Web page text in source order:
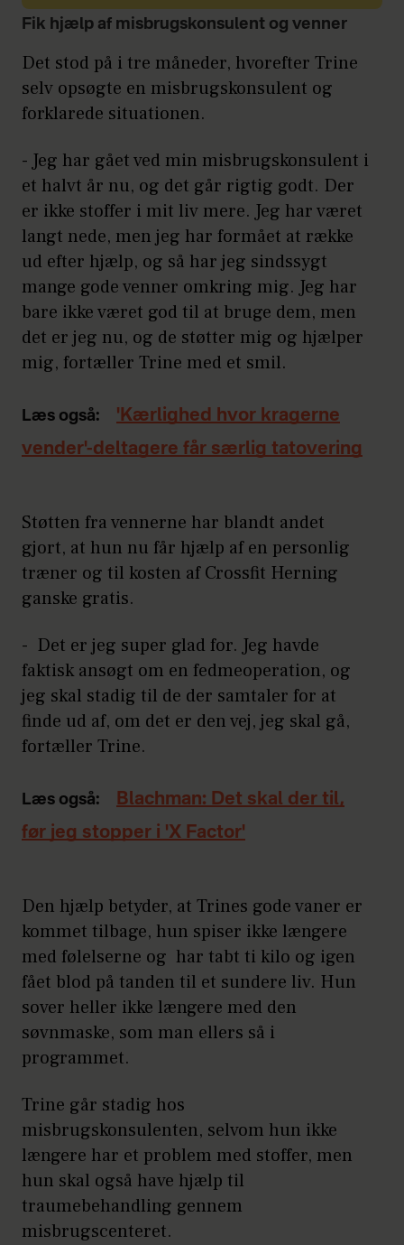
Fik hjælp af misbrugskonsulent og venner
Det stod på i tre måneder, hvorefter Trine
selv opsøgte en misbrugskonsulent og
forklarede situationen.
- Jeg har gået ved min misbrugskonsulent i
et halvt år nu, og det går rigtig godt. Der
er ikke stoffer i mit liv mere. Jeg har været
langt nede, men jeg har formået at række
ud efter hjælp, og så har jeg sindssygt
mange gode venner omkring mig. Jeg har
bare ikke været god til at bruge dem, men
det er jeg nu, og de støtter mig og hjælper
mig, fortæller Trine med et smil.
Læs også:
'Kærlighed hvor kragerne
vender'-deltagere får særlig tatovering
Støtten fra vennerne har blandt andet
gjort, at hun nu får hjælp af en personlig
træner og til kosten af Crossfit Herning
ganske gratis.
- Det er jeg super glad for. Jeg havde
faktisk ansøgt om en fedmeoperation, og
jeg skal stadig til de der samtaler for at
finde ud af, om det er den vej, jeg skal gå,
fortæller Trine.
Læs også:
Blachman: Det skal der til,
før jeg stopper i 'X Factor'
Den hjælp betyder, at Trines gode vaner er
kommet tilbage, hun spiser ikke længere
med følelserne og har tabt ti kilo og igen
fået blod på tanden til et sundere liv. Hun
sover heller ikke længere med den
søvnmaske, som man ellers så i
programmet.
Trine går stadig hos
misbrugskonsulenten, selvom hun ikke
længere har et problem med stoffer, men
hun skal også have hjælp til
traumebehandling gennem
misbrugscenteret.